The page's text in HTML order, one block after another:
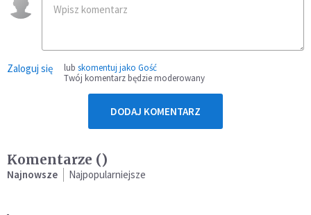
Zaloguj się lub skomentuj jako Gość
Twój komentarz będzie moderowany
DODAJ KOMENTARZ
Komentarze ()
Najnowsze Najpopularniejsze